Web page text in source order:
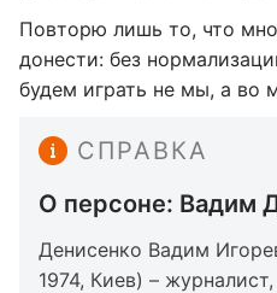
Повторю лишь то, что
донести: без
будем играть не мы, а во
СПРАВКА
О персоне: Вадим
Денисенко Вадим
1974, Киев) –